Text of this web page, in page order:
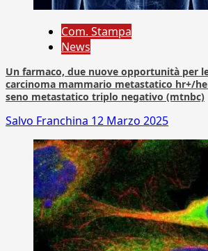
Com. Stampa
News
Un farmaco, due nuove opportunità per
carcinoma mammario metastatico hr+/
seno metastatico triplo negativo (mtnbc)
Salvo Franchina 12 Marzo 2025